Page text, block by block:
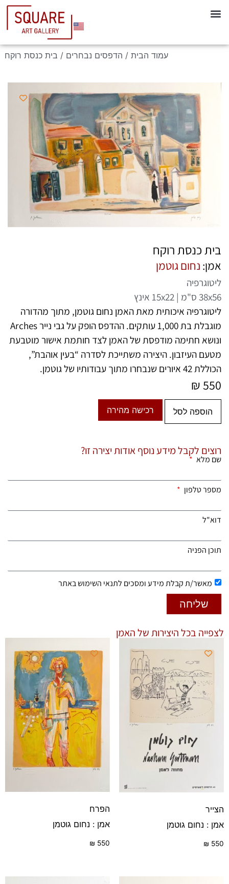
עמוד הבית / הדפסים נבחרים / בית כנסת רוקח
בית כנסת רוקח
אמן: נחום גוטמן
ליטוגרפיה
38x56 ס"מ | 15x22 אינץ
ליטוגרפיה איכותית מאת האמן נחום גוטמן, מתוך מהדורה
מוגבלת בת 1,000 עותקים. ההדפס הופק על גבי נייר Arches
ונושא חתימה מודפסת של האמן לצד חותמת אישור מוטבעת
מטעם העיזבון. היצירה משתייכת לסדרה “בעין אוהבת”,
הכוללת 42 איורים שנבחרו מתוך עבודותיו של גוטמן.
₪550
הוספה לסל רכישה מהירה
רוצים לקבל מידע נוסף אודות יצירה זו?
שם מלא
מספר טלפון
דוא"ל
תוכן הפניה
מאשר/ת קבלת מידע ומסכים לתנאי השימוש באתר
שליחה
לצפייה בכל היצירות של האמן
הצייר
אמן : נחום גוטמן
₪ 550
הפרח
אמן : נחום גוטמן
₪ 550